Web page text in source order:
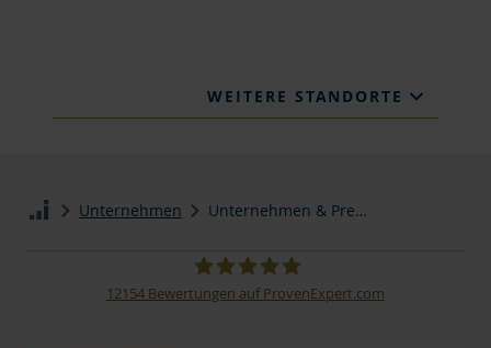
WEITERE STANDORTE
Unternehmen Unternehmen & Presse
12154 Bewertungen auf ProvenExpert.com